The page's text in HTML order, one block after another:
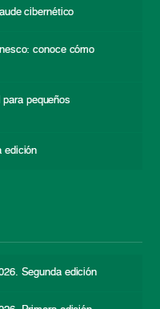
cibernético
conoce cómo
pequeños
edición
Segunda edición